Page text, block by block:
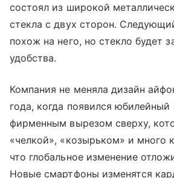
состоял из широкой
стекла с двух сторон.
похож на него, но стекло будет
удобства.
Компания не меняла дизайн
года, когда появился юбилейный
фирменным вырезом сверху,
«челкой», «козырьком» и много
что глобальное изменение
Новые смартфоны изменятся